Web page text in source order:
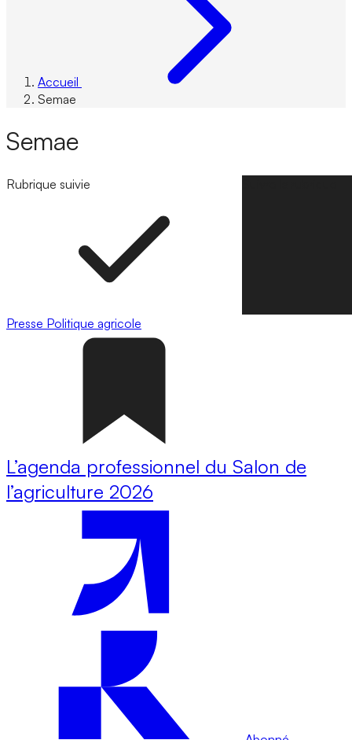
Accueil
Semae
Semae
Rubrique suivie
Presse Politique agricole
L’agenda professionnel du Salon de
l’agriculture 2026